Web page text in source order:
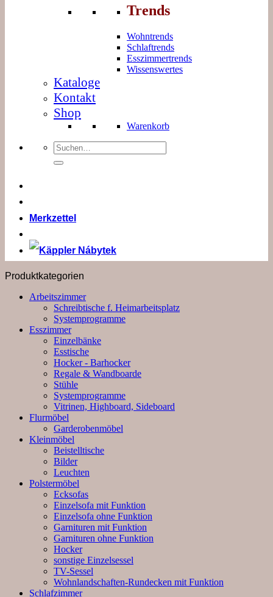
Trends
Wohntrends
Schlaftrends
Esszimmertrends
Wissenswertes
Kataloge
Kontakt
Shop
Warenkorb
Suchen
nach:
Merkzettel
Produktkategorien
Arbeitszimmer
Schreibtische f. Heimarbeitsplatz
Systemprogramme
Esszimmer
Einzelbänke
Esstische
Hocker - Barhocker
Regale & Wandboarde
Stühle
Systemprogramme
Vitrinen, Highboard, Sideboard
Flurmöbel
Garderobenmöbel
Kleinmöbel
Beistelltische
Bilder
Leuchten
Polstermöbel
Ecksofas
Einzelsofa mit Funktion
Einzelsofa ohne Funktion
Garnituren mit Funktion
Garnituren ohne Funktion
Hocker
sonstige Einzelsessel
TV-Sessel
Wohnlandschaften-Rundecken mit Funktion
Schlafzimmer